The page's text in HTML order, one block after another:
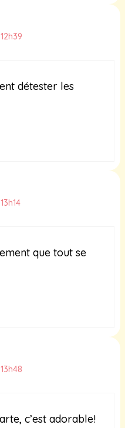
détester les
que tout se
c’est adorable!